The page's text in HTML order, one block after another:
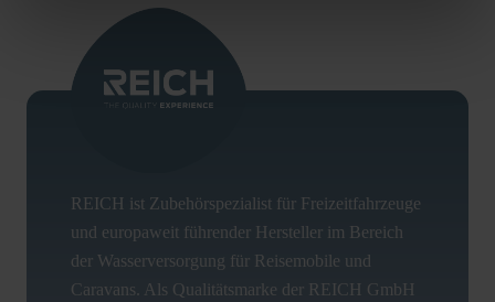
REICH ist Zubehörspezialist für Freizeitfahrzeuge
und europaweit führender Hersteller im Bereich
der Wasserversorgung für Reisemobile und
Caravans. Als Qualitätsmarke der REICH GmbH